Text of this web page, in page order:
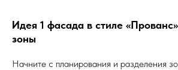
Идея 1 фасада в стиле
зоны
Начните с планирования и разделения